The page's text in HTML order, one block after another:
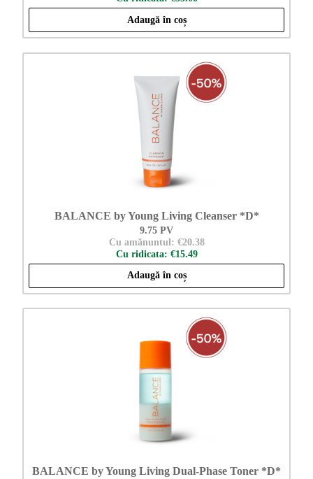
Adaugă în coș
BALANCE by Young Living Cleanser *D*
9.75 PV
Cu amănuntul: €20.38
Cu ridicata: €15.49
Adaugă în coș
BALANCE by Young Living Dual-Phase Toner *D*